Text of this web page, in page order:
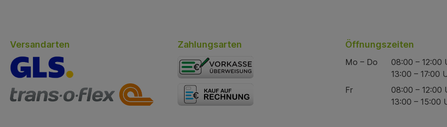
Versandarten Zahlungsarten Öffnungszeiten
Mo – Do
08:00 – 12:00
13:00 – 17:00
Fr
08:00 – 12:00
13:00 – 15:00